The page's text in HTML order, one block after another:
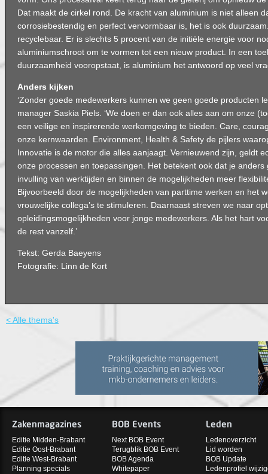
Dat maakt de cirkel rond. De kracht van aluminium is niet alleen
corrosiebestendig en perfect vervormbaar is, het is ook
recyclebaar. Er is slechts 5 procent van de initiële energie voor
aluminiumschroot om te vormen tot een nieuw product. In een
duurzaamheid vooropstaat, is aluminium het antwoord op veel
Anders kijken
‘Zonder goede medewerkers kunnen we geen goede producten
manager Saskia Piels. ‘We doen er dan ook alles aan om onze
een veilige en inspirerende werkomgeving te bieden. Care,
onze kernwaarden. Environment, Health & Safety de pijlers
Innovatie is de motor die alles aanjaagt. Vernieuwend zijn, geldt
onze processen en toepassingen. Het betekent ook dat je anders
invulling van werktijden en binnen de mogelijkheden meer
Bijvoorbeeld door de mogelijkheden van parttime werken en het
vrouwelijke collega’s te stimuleren. Daarnaast streven we naar
opleidingsmogelijkheden voor jonge medewerkers. Als het hart
de rest vanzelf.’
Tekst: Gerda Baeyens
Fotografie: Linn de Kort
< Alle thema's
Zakenmagazines
Editie Midden-Brabant
Editie Oost-Brabant
Editie West-Brabant
Planning specials
BOB Events
Next BOB Event
Terugblik BOB Event
BOB Agenda
Whitepaper
Leden
Ledenoverzicht
Lid worden
BOB Update
Ledenprofiel